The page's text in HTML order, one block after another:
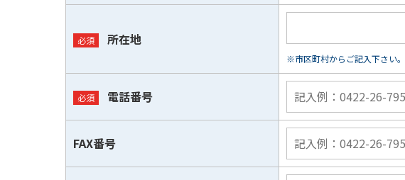
所在地
※市区町村からご記入下さい。
電話番号
FAX番号